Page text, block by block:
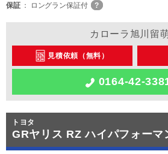
保証
ロングラン保証付
カローラ旭川留
見積依頼（無料）
0164-42-
トヨタ
GRヤリス RZ ハイパフォーマ